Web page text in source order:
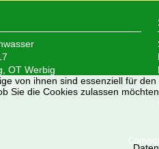
OT Werbig
890
von ihnen sind essenziell für
Sie die Cookies zulassen